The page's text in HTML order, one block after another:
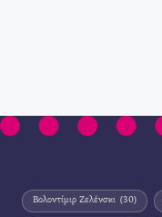
Βολοντίμιρ Ζελένσκι (30)